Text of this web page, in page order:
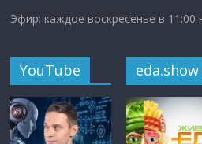
Эфир: каждое воскресенье в 11:00
YouTube eda.show